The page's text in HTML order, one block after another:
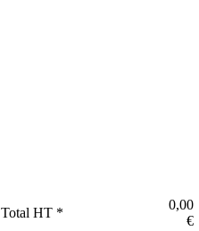
Total HT *
0,00
€